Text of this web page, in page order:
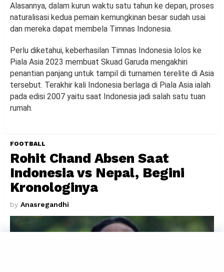
Alasannya, dalam kurun waktu satu tahun ke depan, proses
naturalisasi kedua pemain kemungkinan besar sudah usai
dan mereka dapat membela Timnas Indonesia.
Perlu diketahui, keberhasilan Timnas Indonesia lolos ke
Piala Asia 2023 membuat Skuad Garuda mengakhiri
penantian panjang untuk tampil di turnamen terelite di Asia
tersebut. Terakhir kali Indonesia berlaga di Piala Asia ialah
pada edisi 2007 yaitu saat Indonesia jadi salah satu tuan
rumah.
FOOTBALL
Rohit Chand Absen Saat
Indonesia vs Nepal, Begini
Kronologinya
by Anasregandhi